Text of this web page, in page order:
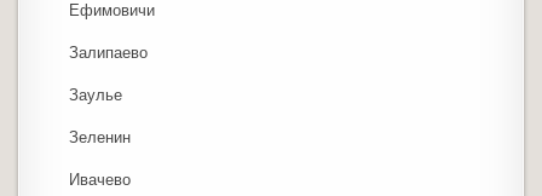
Ефимовичи
Залипаево
Заулье
Зеленин
Ивачево